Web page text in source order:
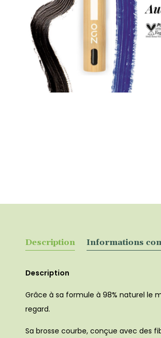
Description Informations
Description
Grâce à sa formule à 98% naturel le
regard.
Sa brosse courbe, conçue avec des